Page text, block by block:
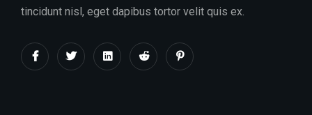
tincidunt nisl, eget dapibus tortor velit quis ex.